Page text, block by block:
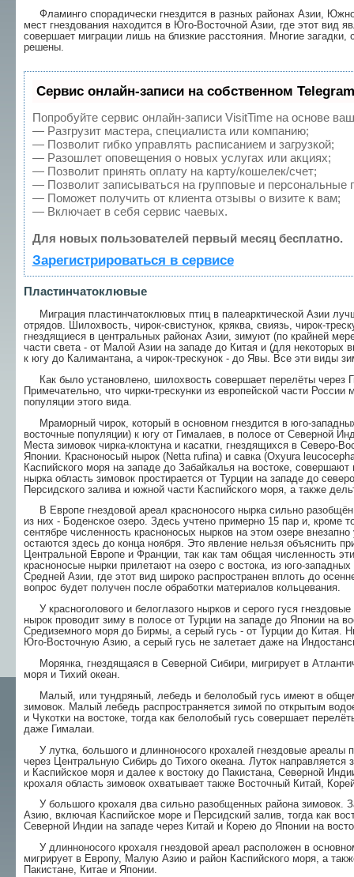
Фламинго спорадически гнездится в разных районах Азии,
мест гнездования находится в Юго-Восточной Азии, где этот
совершает миграции лишь на близкие расстояния. Многие
решены.
Сервис онлайн-записи на собственном
Попробуйте сервис онлайн-записи VisitTime на основе
— Разгрузит мастера, специалиста или компанию;
— Позволит гибко управлять расписанием и загрузкой;
— Разошлет оповещения о новых услугах или акциях;
— Позволит принять оплату на карту/кошелек/счет;
— Позволит записываться на групповые и персональные
— Поможет получить от клиента отзывы о визите к вам;
— Включает в себя сервис чаевых.
Для новых пользователей первый месяц бесплатно.
Зарегистрироваться в сервисе
Пластинчатоклювые
Миграция пластинчатоклювых птиц в палеарктической Азии
отрядов. Шилохвость, чирок-свистунок, кряква, свиязь, чирок-
гнездящиеся в центральных районах Азии, зимуют (по крайней
части света - от Малой Азии на западе до Китая и (для некоторых
к югу до Калимантана, а чирок-трескунок - до Явы. Все эти виды
Как было установлено, шилохвость совершает перелёты через
Примечательно, что чирки-трескунки из европейской части
популяции этого вида.
Мраморный чирок, который в основном гнездится в юго-
восточные популяции) к югу от Гималаев, в полосе от Северной
Места зимовок чирка-клоктуна и касатки, гнездящихся в Северо-
Японии. Красноносый нырок (Netta rufina) и савка (Oxyura
Каспийского моря на западе до Забайкалья на востоке,
нырка область зимовок простирается от Турции на западе до
Персидского залива и южной части Каспийского моря, а также
В Европе гнездовой ареал красноносого нырка сильно
из них - Боденское озеро. Здесь учтено примерно 15 пар и, кроме
сентябре численность красноносых нырков на этом озере
остаются здесь до конца ноября. Это явление нельзя объяснить
Центральной Европе и Франции, так как там общая численность
красноносые нырки прилетают на озеро с востока, из юго-
Средней Азии, где этот вид широко распространен вплоть до
вопрос будет получен после обработки материалов кольцевания.
У красноголового и белоглазого нырков и серого гуся
нырок проводит зиму в полосе от Турции на западе до Японии на
Средиземного моря до Бирмы, а серый гусь - от Турции до Китая.
Юго-Восточную Азию, а серый гусь не залетает даже на
Морянка, гнездящаяся в Северной Сибири, мигрирует в
моря и Тихий океан.
Малый, или тундряный, лебедь и белолобый гусь имеют в
зимовок. Малый лебедь распространяется зимой по открытым
и Чукотки на востоке, тогда как белолобый гусь совершает
даже Гималаи.
У лутка, большого и длинноносого крохалей гнездовые ареалы
через Центральную Сибирь до Тихого океана. Луток
и Каспийское моря и далее к востоку до Пакистана, Северной
крохаля область зимовок охватывает также Восточный Китай,
У большого крохаля два сильно разобщенных района зимовок.
Азию, включая Каспийское море и Персидский залив, тогда как
Северной Индии на западе через Китай и Корею до Японии на
У длинноносого крохаля гнездовой ареал расположен в
мигрирует в Европу, Малую Азию и район Каспийского моря, а
Пакистане, Китае и Японии.